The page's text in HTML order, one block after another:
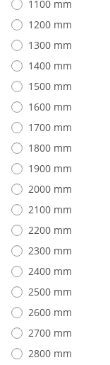
1100 mm
1200 mm
1300 mm
1400 mm
1500 mm
1600 mm
1700 mm
1800 mm
1900 mm
2000 mm
2100 mm
2200 mm
2300 mm
2400 mm
2500 mm
2600 mm
2700 mm
2800 mm